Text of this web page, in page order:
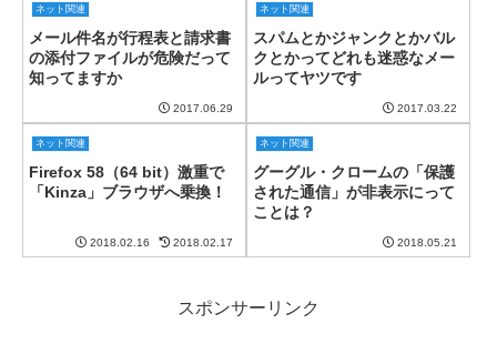
ネット関連
メール件名が行程表と請求書
の添付ファイルが危険だって
知ってますか
2017.06.29
ネット関連
スパムとかジャンクとかバル
クとかってどれも迷惑なメー
ルってヤツです
2017.03.22
ネット関連
Firefox 58（64 bit）激重で
「Kinza」ブラウザへ乗換！
2018.02.16 2018.02.17
ネット関連
グーグル・クロームの「保護
された通信」が非表示にって
ことは？
2018.05.21
スポンサーリンク